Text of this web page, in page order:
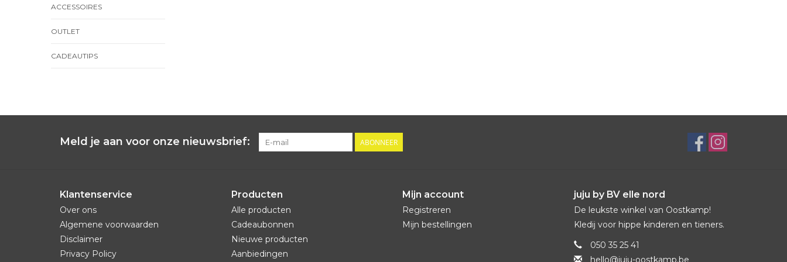
ACCESSOIRES
OUTLET
CADEAUTIPS
Meld je aan voor onze nieuwsbrief: ABONNEER
Klantenservice
Over ons
Algemene voorwaarden
Disclaimer
Privacy Policy
Producten
Alle producten
Cadeaubonnen
Nieuwe producten
Aanbiedingen
Mijn account
Registreren
Mijn bestellingen
juju by BV elle nord
De leukste winkel van Oostkamp!
Kledij voor hippe kinderen en tieners.
050 35 25 41
hello@juju-oostkamp.be